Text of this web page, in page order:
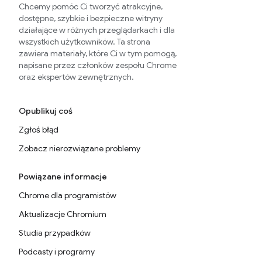
Chcemy pomóc Ci tworzyć atrakcyjne,
dostępne, szybkie i bezpieczne witryny
działające w różnych przeglądarkach i dla
wszystkich użytkowników. Ta strona
zawiera materiały, które Ci w tym pomogą,
napisane przez członków zespołu Chrome
oraz ekspertów zewnętrznych.
Opublikuj coś
Zgłoś błąd
Zobacz nierozwiązane problemy
Powiązane informacje
Chrome dla programistów
Aktualizacje Chromium
Studia przypadków
Podcasty i programy